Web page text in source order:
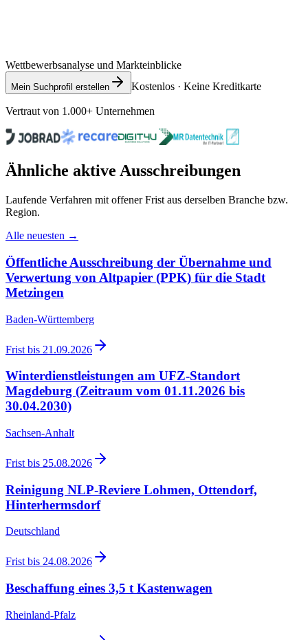
Wettbewerbsanalyse und Markteinblicke
Mein Suchprofil erstellen Kostenlos · Keine Kreditkarte
Vertraut von 1.000+ Unternehmen
Ähnliche aktive Ausschreibungen
Laufende Verfahren mit offener Frist aus derselben Branche bzw.
Region.
Alle neuesten →
Öffentliche Ausschreibung der Übernahme und
Verwertung von Altpapier (PPK) für die Stadt
Metzingen
Baden-Württemberg
Frist bis 21.09.2026
Winterdienstleistungen am UFZ-Standort
Magdeburg (Zeitraum vom 01.11.2026 bis
30.04.2030)
Sachsen-Anhalt
Frist bis 25.08.2026
Reinigung NLP-Reviere Lohmen, Ottendorf,
Hinterhermsdorf
Deutschland
Frist bis 24.08.2026
Beschaffung eines 3,5 t Kastenwagen
Rheinland-Pfalz